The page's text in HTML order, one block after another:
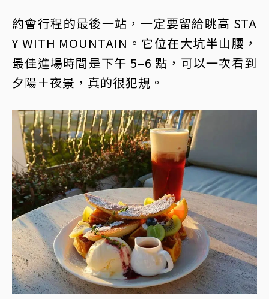
約會行程的最後一站，一定要留給眺高 STA
Y WITH MOUNTAIN。它位在大坑半山腰，
最佳進場時間是下午 5–6 點，可以一次看到
夕陽＋夜景，真的很犯規。